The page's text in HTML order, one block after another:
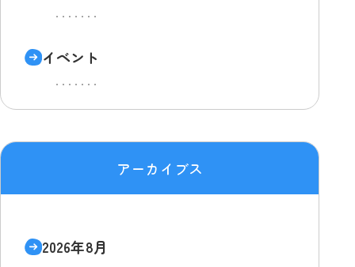
イベント
アーカイブス
2026年8月